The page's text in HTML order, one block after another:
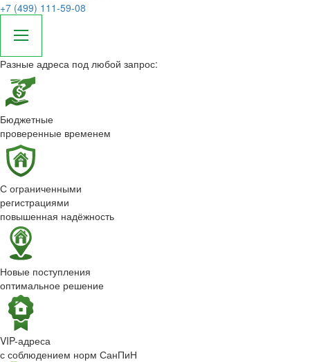
+7 (499) 111-59-08
Разные адреса под любой запрос:
Бюджетные
проверенные временем
С ограниченными
регистрациями
повышенная надёжность
Новые поступления
оптимальное решение
VIP-адреса
с соблюдением норм СанПиН